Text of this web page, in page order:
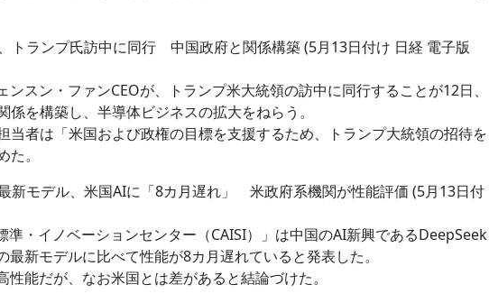
トランプ氏訪中に同行 中国政府と関係構築 (5月13日付け 日経 電子版
スン・ファンCEOが、トランプ米大統領の訪中に同行することが12日、
係を構築し、半導体ビジネスの拡大をねらう。
当者は「米国および政権の目標を支援するため、トランプ大統領の招待を
。
新モデル、米国AIに「8カ月遅れ」 米政府系機関が性能評価 (5月13日付
・イノベーションセンター（CAISI）」は中国のAI新興であるDeepSeek
最新モデルに比べて性能が8カ月遅れていると発表した。
能だが、なお米国とは差があると結論づけた。